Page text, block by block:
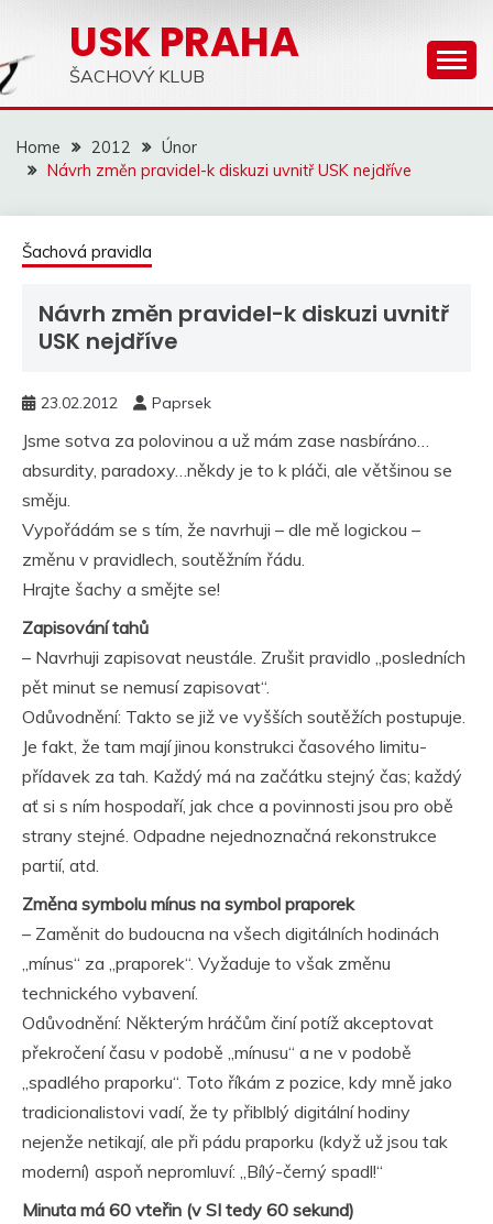
content
USK PRAHA
ŠACHOVÝ KLUB
Home 2012
Únor
Návrh změn pravidel-k diskuzi uvnitř USK nejdříve
Šachová pravidla
Návrh změn pravidel-k diskuzi uvnitř
USK nejdříve
23.02.2012 Paprsek
Jsme sotva za polovinou a už mám zase nasbíráno…
absurdity, paradoxy…někdy je to k pláči, ale většinou se
směju.
Vypořádám se s tím, že navrhuji – dle mě logickou –
změnu v pravidlech, soutěžním řádu.
Hrajte šachy a smějte se!
Zapisování tahů
– Navrhuji zapisovat neustále. Zrušit pravidlo „posledních
pět minut se nemusí zapisovat“.
Odůvodnění: Takto se již ve vyšších soutěžích postupuje.
Je fakt, že tam mají jinou konstrukci časového limitu-
přídavek za tah. Každý má na začátku stejný čas; každý
ať si s ním hospodaří, jak chce a povinnosti jsou pro obě
strany stejné. Odpadne nejednoznačná rekonstrukce
partií, atd.
Změna symbolu mínus na symbol praporek
– Zaměnit do budoucna na všech digitálních hodinách
„mínus“ za „praporek“. Vyžaduje to však změnu
technického vybavení.
Odůvodnění: Některým hráčům činí potíž akceptovat
překročení času v podobě „mínusu“ a ne v podobě
„spadlého praporku“. Toto říkám z pozice, kdy mně jako
tradicionalistovi vadí, že ty přiblblý digitální hodiny
nejenže netikají, ale při pádu praporku (když už jsou tak
moderní) aspoň nepromluví: „Bílý-černý spadl!“
Minuta má 60 vteřin (v SI tedy 60 sekund)